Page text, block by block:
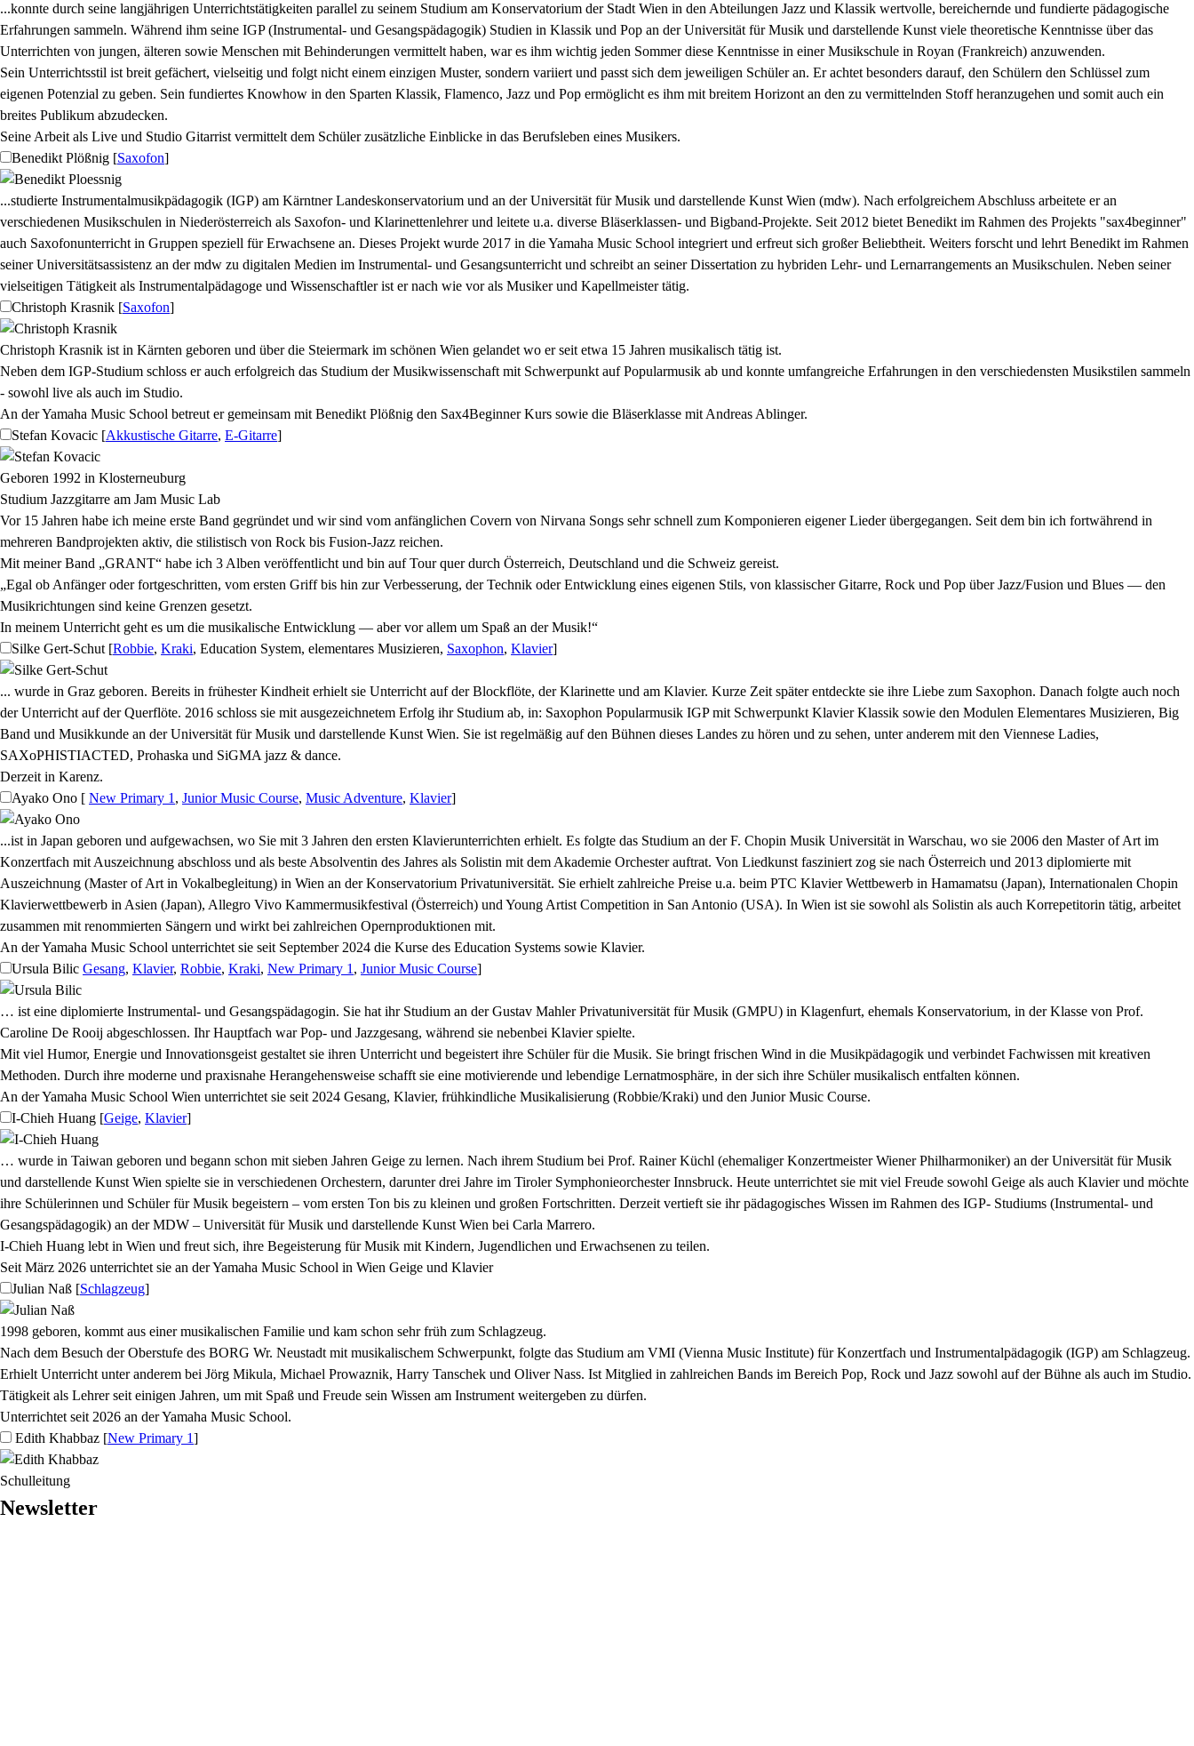
...konnte durch seine langjährigen Unterrichtstätigkeiten parallel zu seinem Studium am Konservatorium der Stadt Wien in den Abteilungen Jazz und Klassik wertvolle, bereichernde und fundierte pädagogische
Erfahrungen sammeln. Während ihm seine IGP (Instrumental- und Gesangspädagogik) Studien in Klassik und Pop an der Universität für Musik und darstellende Kunst viele theoretische Kenntnisse über das
Unterrichten von jungen, älteren sowie Menschen mit Behinderungen vermittelt haben, war es ihm wichtig jeden Sommer diese Kenntnisse in einer Musikschule in Royan (Frankreich) anzuwenden.
Sein Unterrichtsstil ist breit gefächert, vielseitig und folgt nicht einem einzigen Muster, sondern variiert und passt sich dem jeweiligen Schüler an. Er achtet besonders darauf, den Schülern den Schlüssel zum
eigenen Potenzial zu geben. Sein fundiertes Knowhow in den Sparten Klassik, Flamenco, Jazz und Pop ermöglicht es ihm mit breitem Horizont an den zu vermittelnden Stoff heranzugehen und somit auch ein
breites Publikum abzudecken.
Seine Arbeit als Live und Studio Gitarrist vermittelt dem Schüler zusätzliche Einblicke in das Berufsleben eines Musikers.
Benedikt Plößnig [Saxofon]
...studierte Instrumentalmusikpädagogik (IGP) am Kärntner Landeskonservatorium und an der Universität für Musik und darstellende Kunst Wien (mdw). Nach erfolgreichem Abschluss arbeitete er an
verschiedenen Musikschulen in Niederösterreich als Saxofon- und Klarinettenlehrer und leitete u.a. diverse Bläserklassen- und Bigband-Projekte. Seit 2012 bietet Benedikt im Rahmen des Projekts "sax4beginner"
auch Saxofonunterricht in Gruppen speziell für Erwachsene an. Dieses Projekt wurde 2017 in die Yamaha Music School integriert und erfreut sich großer Beliebtheit. Weiters forscht und lehrt Benedikt im Rahmen
seiner Universitätsassistenz an der mdw zu digitalen Medien im Instrumental- und Gesangsunterricht und schreibt an seiner Dissertation zu hybriden Lehr- und Lernarrangements an Musikschulen. Neben seiner
vielseitigen Tätigkeit als Instrumentalpädagoge und Wissenschaftler ist er nach wie vor als Musiker und Kapellmeister tätig.
Christoph Krasnik [Saxofon]
Christoph Krasnik ist in Kärnten geboren und über die Steiermark im schönen Wien gelandet wo er seit etwa 15 Jahren musikalisch tätig ist.
Neben dem IGP-Studium schloss er auch erfolgreich das Studium der Musikwissenschaft mit Schwerpunkt auf Popularmusik ab und konnte umfangreiche Erfahrungen in den verschiedensten Musikstilen sammeln
- sowohl live als auch im Studio.
An der Yamaha Music School betreut er gemeinsam mit Benedikt Plößnig den Sax4Beginner Kurs sowie die Bläserklasse mit Andreas Ablinger.
Stefan Kovacic [Akkustische Gitarre, E-Gitarre]
Geboren 1992 in Klosterneuburg
Studium Jazzgitarre am Jam Music Lab
Vor 15 Jahren habe ich meine erste Band gegründet und wir sind vom anfänglichen Covern von Nirvana Songs sehr schnell zum Komponieren eigener Lieder übergegangen. Seit dem bin ich fortwährend in
mehreren Bandprojekten aktiv, die stilistisch von Rock bis Fusion-Jazz reichen.
Mit meiner Band „GRANT“ habe ich 3 Alben veröffentlicht und bin auf Tour quer durch Österreich, Deutschland und die Schweiz gereist.
„Egal ob Anfänger oder fortgeschritten, vom ersten Griff bis hin zur Verbesserung, der Technik oder Entwicklung eines eigenen Stils, von klassischer Gitarre, Rock und Pop über Jazz/Fusion und Blues — den
Musikrichtungen sind keine Grenzen gesetzt.
In meinem Unterricht geht es um die musikalische Entwicklung — aber vor allem um Spaß an der Musik!“
Silke Gert-Schut [Robbie, Kraki, Education System, elementares Musizieren, Saxophon, Klavier]
... wurde in Graz geboren. Bereits in frühester Kindheit erhielt sie Unterricht auf der Blockflöte, der Klarinette und am Klavier. Kurze Zeit später entdeckte sie ihre Liebe zum Saxophon. Danach folgte auch noch
der Unterricht auf der Querflöte. 2016 schloss sie mit ausgezeichnetem Erfolg ihr Studium ab, in: Saxophon Popularmusik IGP mit Schwerpunkt Klavier Klassik sowie den Modulen Elementares Musizieren, Big
Band und Musikkunde an der Universität für Musik und darstellende Kunst Wien. Sie ist regelmäßig auf den Bühnen dieses Landes zu hören und zu sehen, unter anderem mit den Viennese Ladies,
SAXoPHISTIACTED, Prohaska und SiGMA jazz & dance.
Derzeit in Karenz.
Ayako Ono [ New Primary 1 , Junior Music Course, Music Adventure, Klavier]
...ist in Japan geboren und aufgewachsen, wo Sie mit 3 Jahren den ersten Klavierunterrichten erhielt. Es folgte das Studium an der F. Chopin Musik Universität in Warschau, wo sie 2006 den Master of Art im
Konzertfach mit Auszeichnung abschloss und als beste Absolventin des Jahres als Solistin mit dem Akademie Orchester auftrat. Von Liedkunst fasziniert zog sie nach Österreich und 2013 diplomierte mit
Auszeichnung (Master of Art in Vokalbegleitung) in Wien an der Konservatorium Privatuniversität. Sie erhielt zahlreiche Preise u.a. beim PTC Klavier Wettbewerb in Hamamatsu (Japan), Internationalen Chopin
Klavierwettbewerb in Asien (Japan), Allegro Vivo Kammermusikfestival (Österreich) und Young Artist Competition in San Antonio (USA). In Wien ist sie sowohl als Solistin als auch Korrepetitorin tätig, arbeitet
zusammen mit renommierten Sängern und wirkt bei zahlreichen Opernproduktionen mit.
An der Yamaha Music School unterrichtet sie seit September 2024 die Kurse des Education Systems sowie Klavier.
Ursula Bilic Gesang, Klavier, Robbie, Kraki, New Primary 1 , Junior Music Course]
… ist eine diplomierte Instrumental- und Gesangspädagogin. Sie hat ihr Studium an der Gustav Mahler Privatuniversität für Musik (GMPU) in Klagenfurt, ehemals Konservatorium, in der Klasse von Prof.
Caroline De Rooij abgeschlossen. Ihr Hauptfach war Pop- und Jazzgesang, während sie nebenbei Klavier spielte.
Mit viel Humor, Energie und Innovationsgeist gestaltet sie ihren Unterricht und begeistert ihre Schüler für die Musik. Sie bringt frischen Wind in die Musikpädagogik und verbindet Fachwissen mit kreativen
Methoden. Durch ihre moderne und praxisnahe Herangehensweise schafft sie eine motivierende und lebendige Lernatmosphäre, in der sich ihre Schüler musikalisch entfalten können.
An der Yamaha Music School Wien unterrichtet sie seit 2024 Gesang, Klavier, frühkindliche Musikalisierung (Robbie/Kraki) und den Junior Music Course.
I-Chieh Huang [Geige, Klavier]
… wurde in Taiwan geboren und begann schon mit sieben Jahren Geige zu lernen. Nach ihrem Studium bei Prof. Rainer Küchl (ehemaliger Konzertmeister Wiener Philharmoniker) an der Universität für Musik
und darstellende Kunst Wien spielte sie in verschiedenen Orchestern, darunter drei Jahre im Tiroler Symphonieorchester Innsbruck. Heute unterrichtet sie mit viel Freude sowohl Geige als auch Klavier und möchte
ihre Schülerinnen und Schüler für Musik begeistern – vom ersten Ton bis zu kleinen und großen Fortschritten. Derzeit vertieft sie ihr pädagogisches Wissen im Rahmen des IGP- Studiums (Instrumental- und
Gesangspädagogik) an der MDW – Universität für Musik und darstellende Kunst Wien bei Carla Marrero.
I-Chieh Huang lebt in Wien und freut sich, ihre Begeisterung für Musik mit Kindern, Jugendlichen und Erwachsenen zu teilen.
Seit März 2026 unterrichtet sie an der Yamaha Music School in Wien Geige und Klavier
Julian Naß [Schlagzeug]
1998 geboren, kommt aus einer musikalischen Familie und kam schon sehr früh zum Schlagzeug.
Nach dem Besuch der Oberstufe des BORG Wr. Neustadt mit musikalischem Schwerpunkt, folgte das Studium am VMI (Vienna Music Institute) für Konzertfach und Instrumentalpädagogik (IGP) am Schlagzeug.
Erhielt Unterricht unter anderem bei Jörg Mikula, Michael Prowaznik, Harry Tanschek und Oliver Nass. Ist Mitglied in zahlreichen Bands im Bereich Pop, Rock und Jazz sowohl auf der Bühne als auch im Studio.
Tätigkeit als Lehrer seit einigen Jahren, um mit Spaß und Freude sein Wissen am Instrument weitergeben zu dürfen.
Unterrichtet seit 2026 an der Yamaha Music School.
Edith Khabbaz [New Primary 1]
Schulleitung
Newsletter